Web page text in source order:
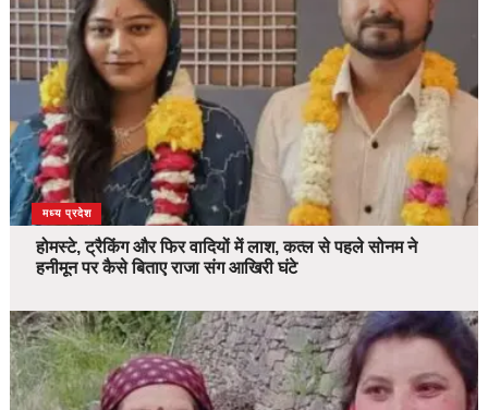
देश
मध्य प्रदेश
होमस्टे, ट्रैकिंग और फिर वादियों में लाश, कत्ल से पहले सोनम ने
हनीमून पर कैसे बिताए राजा संग आखिरी घंटे